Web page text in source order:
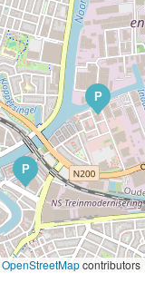
P
P
OpenStreetMapcontributors